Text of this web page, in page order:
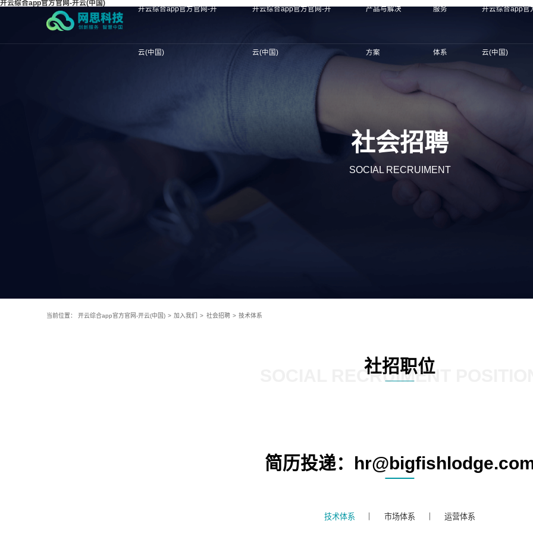
开云综合app官方官网-开云(中国)
开云综合app官方官网-开
云(中国)
开云综合app官方官网-开
云(中国)
产品与解决
方案
服务
体系
开云综合app官
云(中国)
社会招聘
SOCIAL RECRUIMENT
当前位置： 开云综合app官方官网-开云(中国) > 加入我们 > 社会招聘 > 技术体系
社招职位
SOCIAL RECRUIMENT
简历投递：
技术体系 市场体系 运营体系